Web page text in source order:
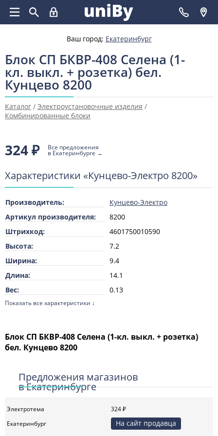
Ваш город: Екатеринбург
Блок СП БКВР-408 Селена (1-
кл. выкл. + розетка) бел.
Кунцево 8200
Каталог / Электроустановочные изделия /
Комбинированные блоки
324₽ Все предложения
в Екатеринбурге →
Характеристики «Кунцево-Электро 8200»
Производитель:
Кунцево-Электро
Артикул производителя:
8200
Штрихкод:
4601750010590
Высота:
7.2
Ширина:
9.4
Длина:
14.1
Вес:
0.13
Единица измерения:
Материал:
Пластик
Цвет:
поверхности:
Способ монтажа:
Скрытой установки
Подходит для степени
защиты IP:
IP20
Показать все характеристики ↓
Блок СП БКВР-408 Селена (1-кл. выкл. + розетка)
бел. Кунцево 8200
Предложения магазинов
в Екатеринбурге
Электротема
324 ₽
Екатеринбург
На сайт продавца